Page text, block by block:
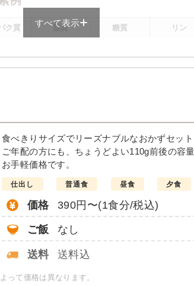
ク質 脂質 糖質 リン
ー例
豆腐ハンバ
カニ風味サラダ
大根と椎茸の煮物
竹輪と野菜の胡麻よごし
※メニューの補足
すべて表示
食べきりサイズでリーズナブルなおかずセッ
ご年配の方にも、ちょうどよい110g前後の容
お手軽価格です。
仕出し 普通食 昼食 夕食
価格 390円〜(1食分/税込)
ご飯 なし
送料 送料込
って価格は異なります。